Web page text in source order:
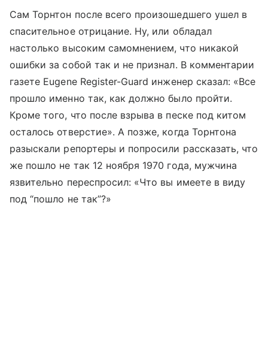
Сам Торнтон после всего произошедшего ушел в
спасительное отрицание. Ну, или обладал
настолько высоким самомнением, что никакой
ошибки за собой так и не признал. В комментарии
газете Eugene Register-Guard инженер сказал: «Все
прошло именно так, как должно было пройти.
Кроме того, что после взрыва в песке под китом
осталось отверстие». А позже, когда Торнтона
разыскали репортеры и попросили рассказать, что
же пошло не так 12 ноября 1970 года, мужчина
язвительно переспросил: «Что вы имеете в виду
под “пошло не так”?»